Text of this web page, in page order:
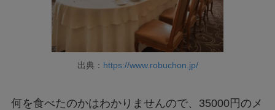
出典： https://www.robuchon.jp/
何を食べたのかはわかりませんので、35000円のメ